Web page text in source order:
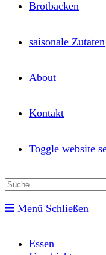
Brotbacken
saisonale Zutaten
About
Kontakt
Toggle website
Menü Schließen
Essen